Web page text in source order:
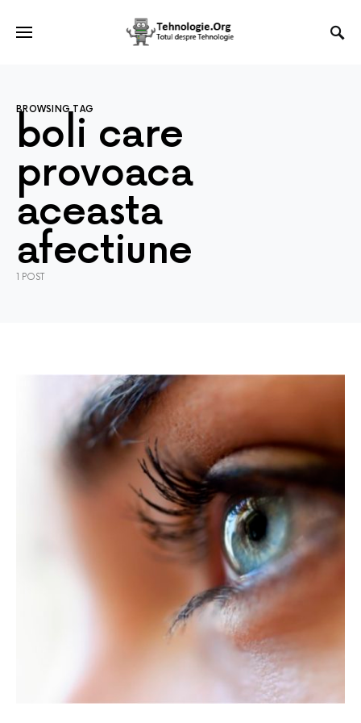
BROWSING TAG
boli care
provoaca
aceasta
afectiune
1 POST